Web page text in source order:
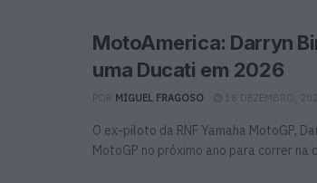
MotoAmerica: Darryn
uma Ducati em 2026
MIGUEL FRAGOSO 18 DEZEMBRO,
O ex-piloto da RNF Yamaha MotoGP,
MotoGP no próximo ano para correr na